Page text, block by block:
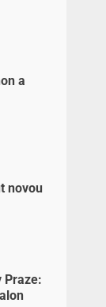
a
novou
Praze: